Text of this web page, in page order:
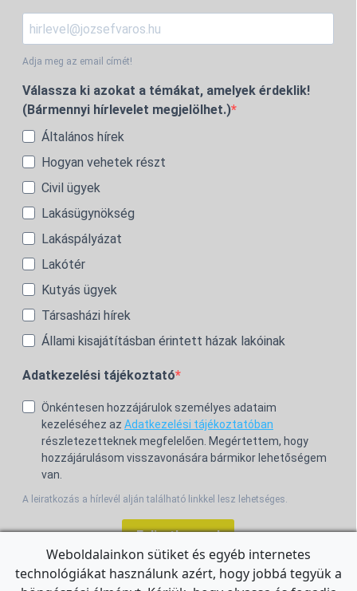
Adja meg az email címét!
Válassza ki azokat a témákat, amelyek érdeklik!
(Bármennyi hírlevelet megjelölhet.)
Általános hírek
Hogyan vehetek részt
Civil ügyek
Lakásügynökség
Lakáspályázat
Lakótér
Kutyás ügyek
Társasházi hírek
Állami kisajátításban érintett házak lakóinak
Adatkezelési tájékoztató
Önkéntesen hozzájárulok személyes adataim
kezeléséhez az Adatkezelési tájékoztatóban
részletezetteknek megfelelően. Megértettem, hogy
hozzájárulásom visszavonására bármikor lehetőségem
van.
A leiratkozás a hírlevél alján található linkkel lesz lehetséges.
Feliratkozom!
Weboldalainkon sütiket és egyéb internetes
technológiákat használunk azért, hogy jobbá tegyük a